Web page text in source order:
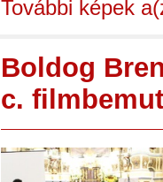
További képek
Boldog
c.